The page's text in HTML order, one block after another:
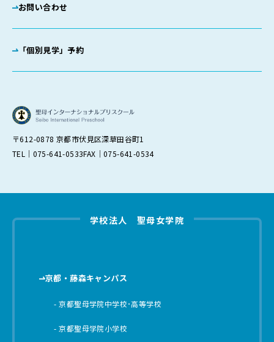
お問い合わせ
「個別見学」予約
〒612-0878 京都市伏見区深草田谷町1
TEL｜075-641-0533FAX｜075-641-0534
学校法人 聖母女学院
京都・藤森キャンパス
京都聖母学院中学校･高等学校
京都聖母学院小学校